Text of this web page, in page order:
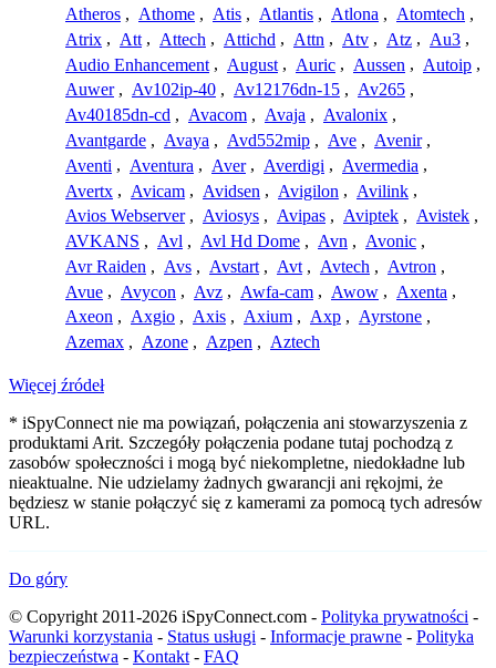
Atheros , Athome , Atis , Atlantis , Atlona , Atomtech ,
Atrix , Att , Attech , Attichd , Attn , Atv , Atz , Au3 ,
Audio Enhancement , August , Auric , Aussen , Autoip ,
Auwer , Av102ip-40 , Av12176dn-15 , Av265 ,
Av40185dn-cd , Avacom , Avaja , Avalonix ,
Avantgarde , Avaya , Avd552mip , Ave , Avenir ,
Aventi , Aventura , Aver , Averdigi , Avermedia ,
Avertx , Avicam , Avidsen , Avigilon , Avilink ,
Avios Webserver , Aviosys , Avipas , Aviptek , Avistek ,
AVKANS , Avl , Avl Hd Dome , Avn , Avonic ,
Avr Raiden , Avs , Avstart , Avt , Avtech , Avtron ,
Avue , Avycon , Avz , Awfa-cam , Awow , Axenta ,
Axeon , Axgio , Axis , Axium , Axp , Ayrstone ,
Azemax , Azone , Azpen , Aztech
Więcej źródeł
* iSpyConnect nie ma powiązań, połączenia ani stowarzyszenia z
produktami Arit. Szczegóły połączenia podane tutaj pochodzą z
zasobów społeczności i mogą być niekompletne, niedokładne lub
nieaktualne. Nie udzielamy żadnych gwarancji ani rękojmi, że
będziesz w stanie połączyć się z kamerami za pomocą tych adresów
URL.
Do góry
© Copyright 2011-2026 iSpyConnect.com - Polityka prywatności -
Warunki korzystania - Status usługi - Informacje prawne - Polityka
bezpieczeństwa - Kontakt - FAQ